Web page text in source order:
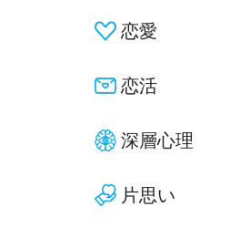
恋愛
恋活
深層心理
片思い